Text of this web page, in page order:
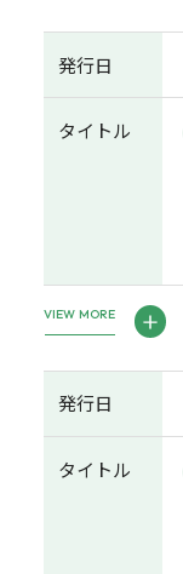
発行日
タイトル
VIEW MORE
発行日
タイトル